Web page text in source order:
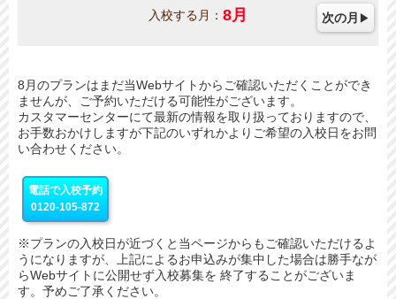
入校する月： 8月 次の月
8月のプランはまだ当Webサイトからご確認いただくことができ
ませんが、ご予約いただける可能性がございます。
カスタマーセンターにて最新の情報を取り扱っておりますので、
お手数おかけしますが下記のいずれかよりご希望の入校日をお問
い合わせください。
電話で入校予約
0120-105-872
※プランの入校日が近づくと当ページからもご確認いただけるよ
うになりますが、上記によるお申込みが集中した場合は勝手なが
らWebサイトに公開せず入校募集を 終了することがございま
す。予めご了承ください。